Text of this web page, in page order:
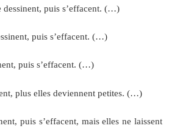
dessinent, puis s’effacent. (…)
puis s’effacent. (…)
puis s’effacent. (…)
plus elles deviennent petites. (…)
puis s’effacent, mais elles ne laissent